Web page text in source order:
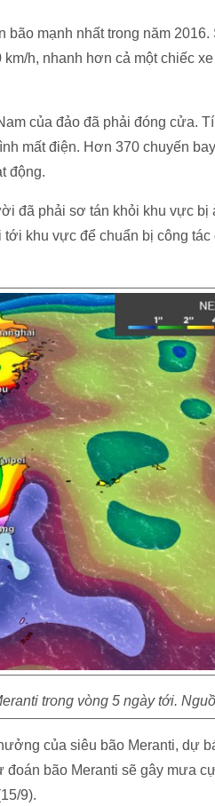
mạnh nhất trong năm 2016.
h, nhanh hơn cả một chiếc
của đảo đã phải đóng cửa.
mất điện. Hơn 370 chuyến
động.
đã phải sơ tán khỏi khu vực bị
khu vực để chuẩn bị công
trong vòng 5 ngày tới.
của siêu bão Meranti, dự
bão Meranti sẽ gây mưa
9).